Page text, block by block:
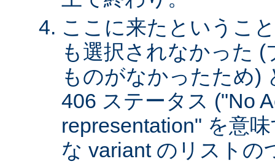
ここに来たというこ
も選択されなかった
ものがなかったため)
406 ステータス ("No
representation" を意
な variant のリストの